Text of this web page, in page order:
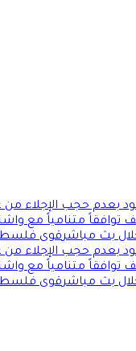
بعدم حجب الإجلاء من
توافقاً متنامياً مع
بث مباشرقوى
بعدم حجب الإجلاء من
توافقاً متنامياً مع
بث مباشرقوى